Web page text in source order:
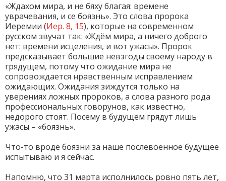
«Ждахом мира, и не бяху благая: времене
уврачевания, и се боязнь». Это слова пророка
Иеремии (Иер. 8, 15), которые на современном
русском звучат так: «Ждём мира, а ничего доброго
нет: времени исцеления, и вот ужасы». Пророк
предсказывает большие невзгоды своему народу в
грядущем, потому что ожидание мира не
сопровождается нравственным исправлением
ожидающих. Ожидания зиждутся только на
уверениях ложных пророков, а слова разного рода
профессиональных говорунов, как известно,
недорого стоят. Посему в будущем грядут лишь
ужасы – «боязнь».
Что-то вроде боязни за наше послевоенное будущее
испытываю и я сейчас.
Напомню, что 31 марта исполнилось ровно пять лет,